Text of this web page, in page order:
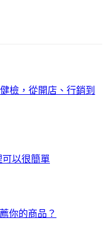
檢，從開店、行銷到
以很簡單
你的商品？